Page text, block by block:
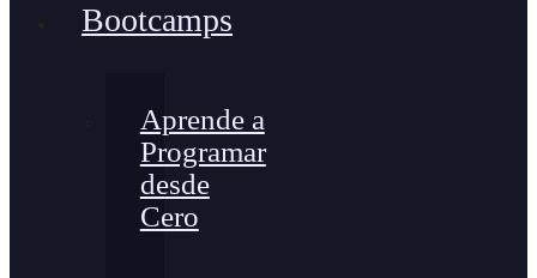
Bootcamps
Aprende a
Programar
desde
Cero